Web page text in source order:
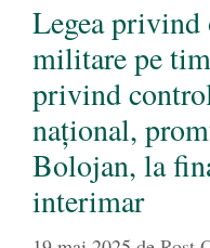
Legea
militare pe
privind
național,
Bolojan, la
interimar